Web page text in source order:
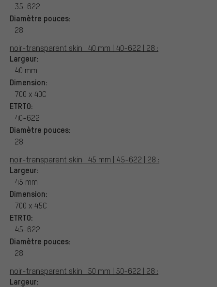
35-622
Diamètre pouces:
28
noir-transparent skin | 40 mm | 40-622 | 28 :
Largeur:
40 mm
Dimension:
700 x 40C
ETRTO:
40-622
Diamètre pouces:
28
noir-transparent skin | 45 mm | 45-622 | 28 :
Largeur:
45 mm
Dimension:
700 x 45C
ETRTO:
45-622
Diamètre pouces:
28
noir-transparent skin | 50 mm | 50-622 | 28 :
Largeur: